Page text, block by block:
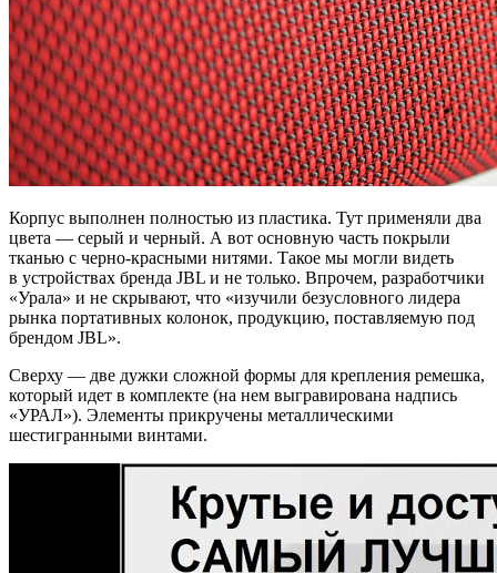
Корпус выполнен полностью из пластика. Тут применяли два
цвета — серый и черный. А вот основную часть покрыли
тканью с черно-красными нитями. Такое мы могли видеть
в устройствах бренда JBL и не только. Впрочем, разработчики
«Урала» и не скрывают, что «изучили безусловного лидера
рынка портативных колонок, продукцию, поставляемую под
брендом JBL».
Сверху — две дужки сложной формы для крепления ремешка,
который идет в комплекте (на нем выгравирована надпись
«УРАЛ»). Элементы прикручены металлическими
шестигранными винтами.